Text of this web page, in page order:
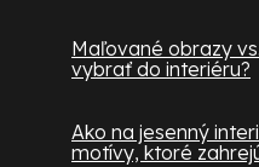
Maľované obrazy
vybrať do interiéru?
Ako na jesenný
motívy, ktoré